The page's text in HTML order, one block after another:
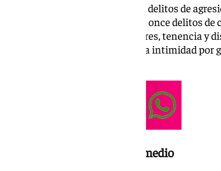
Al arrestado se le atribuyen tres delitos de
cometidos por vías telemáticas, once delitos
grooming), corrupción de menores, tenencia y
infantil y varios delitos contra la intimidad por
Una investigación de año y medio